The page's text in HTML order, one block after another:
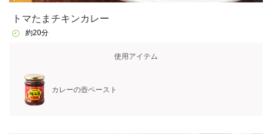
トマたまチキンカレー
約20分
使用アイテム
カレーの壺ペースト